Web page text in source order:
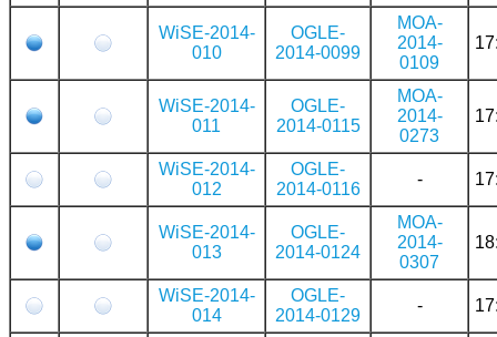
WiSE-2014-
010
OGLE-
2014-0099
MOA-
2014-
0109
WiSE-2014-
011
OGLE-
2014-0115
MOA-
2014-
0273
WiSE-2014-
012
OGLE-
2014-0116
-
WiSE-2014-
013
OGLE-
2014-0124
MOA-
2014-
0307
WiSE-2014-
014
OGLE-
2014-0129
-